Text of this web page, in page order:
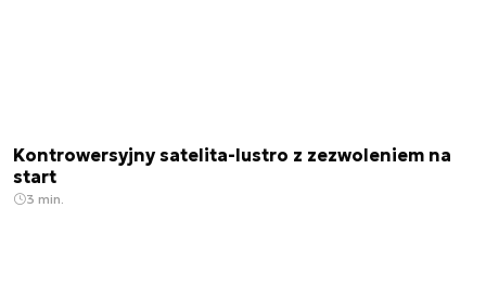
Kontrowersyjny satelita-lustro z zezwoleniem na
start
3 min.